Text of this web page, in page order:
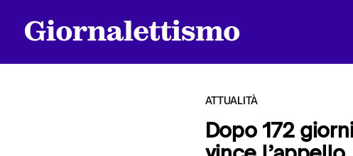
ATTUALITÀ
Dopo 172